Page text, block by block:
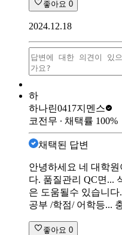
좋아요 0
2024.12.18
하
하나린0417지멘스
코전무 ∙ 채택률 100%
채택된 답변
안녕하세요 네 대학
다. 품질관리 QC면...
은 도움될수 있습니
공부 /학점/ 어학등...
좋아요 0